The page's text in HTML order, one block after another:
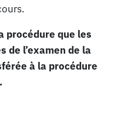
procédure que les
de l’examen de la
à la procédure